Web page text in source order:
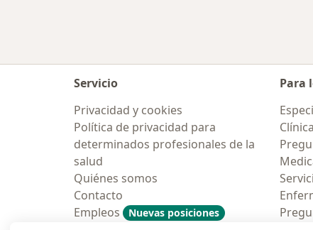
Servicio
Privacidad y cookies
Política de privacidad para
determinados profesionales de la
salud
Quiénes somos
Contacto
Empleos
Nuevas posiciones
Para